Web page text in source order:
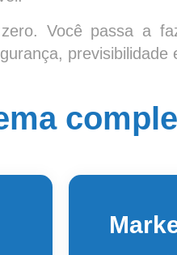
Você passa a
previsibilidade